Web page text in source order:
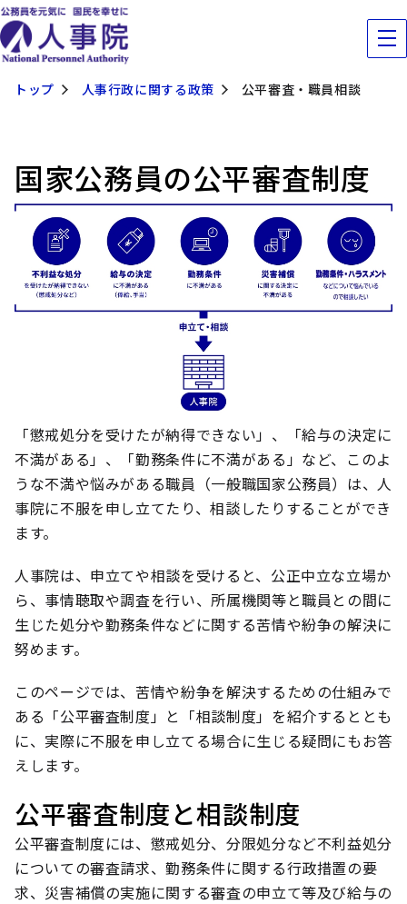
トップ 人事行政に関する政策 公平審査・職員相談
国家公務員の公平審査制度
「懲戒処分を受けたが納得できない」、「給与の決定に
不満がある」、「勤務条件に不満がある」など、このよ
うな不満や悩みがある職員（一般職国家公務員）は、人
事院に不服を申し立てたり、相談したりすることができ
ます。
人事院は、申立てや相談を受けると、公正中立な立場か
ら、事情聴取や調査を行い、所属機関等と職員との間に
生じた処分や勤務条件などに関する苦情や紛争の解決に
努めます。
このページでは、苦情や紛争を解決するための仕組みで
ある「公平審査制度」と「相談制度」を紹介するととも
に、実際に不服を申し立てる場合に生じる疑問にもお答
えします。
公平審査制度と相談制度
公平審査制度には、懲戒処分、分限処分など不利益処分
についての審査請求、勤務条件に関する行政措置の要
求、災害補償の実施に関する審査の申立て等及び給与の